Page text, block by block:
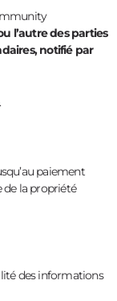
l’autre des parties
notifié par
paiement
de la propriété
des informations